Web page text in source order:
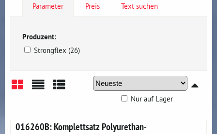
Parameter Preis Text suchen
Produzent:
Strongflex (26)
Nur auf Lager
016260B: Komplettsatz Polyurethan-